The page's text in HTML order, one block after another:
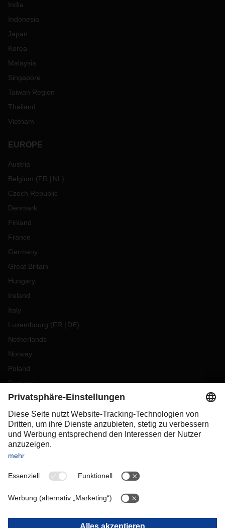
India
Indonesia
Japan
Korea
Malaysia
Singapore
Taiwan Region
Thailand
Vietnam
EUROPE
Austria
Belgium (FR NL )
Czech Republic
Denmark
Finland
France
Germany
Great Britain
Hungary
Ireland
Italy
Luxembourg (FR DE)
Netherlands
Norway
Poland
Portugal
Romania
Slovakia
Spain
Sweden
Switzerland
OCEANIA